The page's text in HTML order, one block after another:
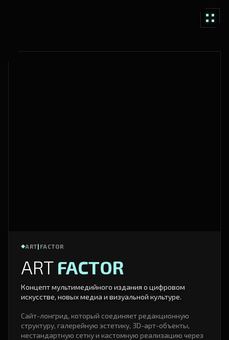
ART| FACTOR
ART FACTOR
Концепт мультимедийного издания о цифровом
искусстве, новых медиа и визуальной культуре.
Сайт-лонгрид, который соединяет редакционную
структуру, галерейную эстетику, 3D-арт-объекты,
нестандартную сетку и кастомную реализацию через